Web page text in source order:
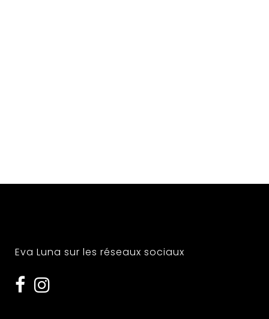
Eva Luna sur les réseaux sociaux